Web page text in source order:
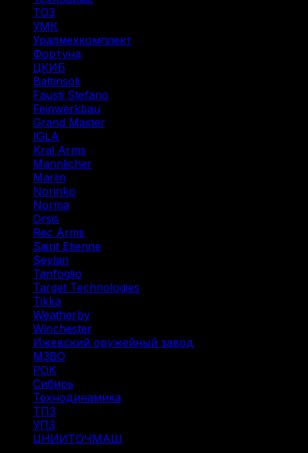
ТОЗ
УМК
Уралмехкомплект
Фортуна
ЦКИБ
Battinsoli
Fausti Stefano
Feinwerkbau
Grand Master
IGLA
Kral Arms
Mannlicher
Marlin
Norinko
Norma
Orsis
Rec Arms
Saint Etienne
Seylan
Tanfoglio
Target Technologies
Tikka
Weatherby
Winchester
Ижевский оружейный завод
МЗВО
РОК
Сибирь
Технодинамика
ТПЗ
УПЗ
ЦНИИТОЧМАШ